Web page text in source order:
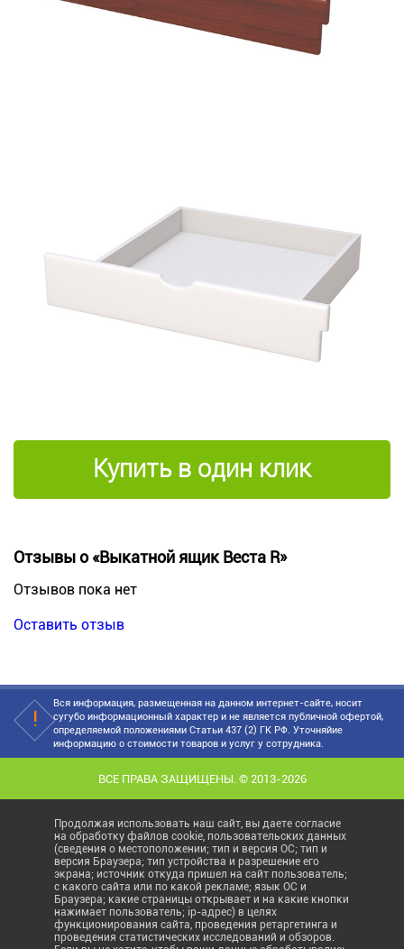
Купить в один клик
Отзывы о «Выкатной ящик Веста R»
Отзывов пока нет
Оставить отзыв
Вся информация, размещенная на данном интернет-сайте, носит
сугубо информационный характер и не является публичной офертой,
определяемой положениями Статьи 437 (2) ГК РФ. Уточняйие
информацию о стоимости товаров и услуг у сотрудника.
ВСЕ ПРАВА ЗАЩИЩЕНЫ. © 2013-2026
Продолжая использовать наш сайт, вы даете согласие
на обработку файлов cookie, пользовательских данных
(сведения о местоположении; тип и версия ОС; тип и
версия Браузера; тип устройства и разрешение его
экрана; источник откуда пришел на сайт пользователь;
с какого сайта или по какой рекламе; язык ОС и
Браузера; какие страницы открывает и на какие кнопки
нажимает пользователь; ip-адрес) в целях
функционирования сайта, проведения ретаргетинга и
проведения статистических исследований и обзоров.